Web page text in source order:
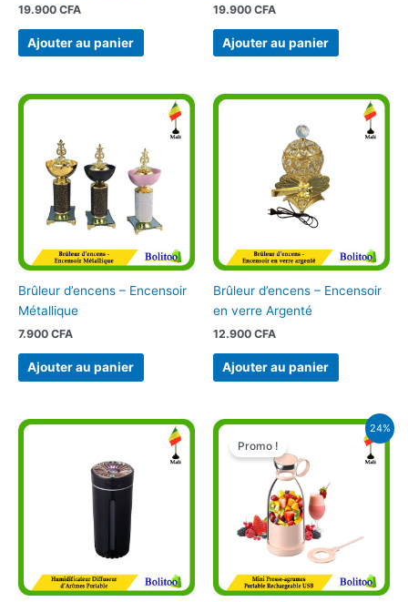
19.900 CFA
Ajouter au panier
19.900 CFA
Ajouter au panier
Brûleur d’encens – Encensoir
Métallique
7.900 CFA
Ajouter au panier
Brûleur d’encens – Encensoir
en verre Argenté
12.900 CFA
Ajouter au panier
24%
Promo !
Le
prix
initial
était :
11.900 CFA.
Le